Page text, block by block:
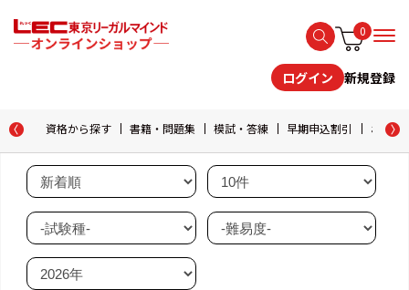
0
ログイン 新規登録
資格から探す 書籍・問題集 模試・答練 早期申込割引 おため